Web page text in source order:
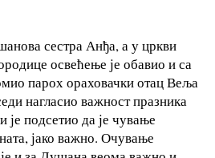
сестра Анђа, а у цркви
освећење је обавио и са
парох ораховачки отац Веља
нагласио важност празника
је подсетио да је чување
јако важно. Очување